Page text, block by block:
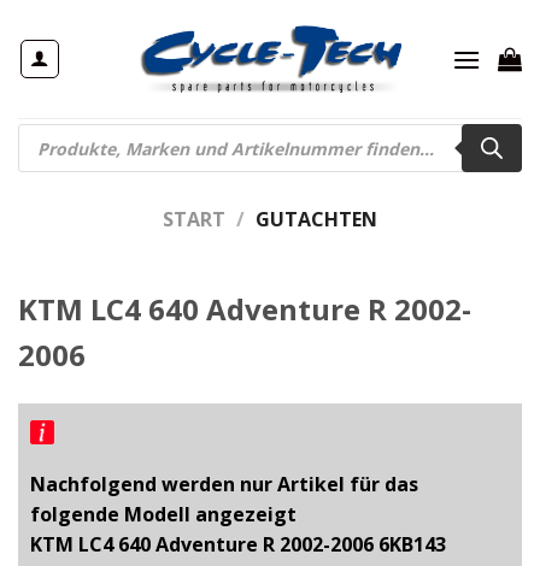
Inhalt
springen
Products
search
START / GUTACHTEN
KTM LC4 640 Adventure R 2002-
2006
Nachfolgend werden nur Artikel für das
folgende Modell angezeigt
KTM LC4 640 Adventure R 2002-2006 6KB143